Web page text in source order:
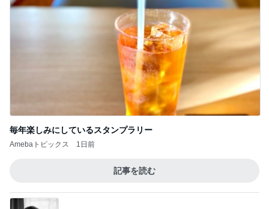
毎年楽しみにしているスタンプラリー
Amebaトピックス 1日前
記事を読む